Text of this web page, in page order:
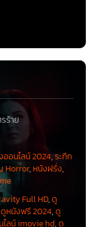
ร้าย
อนไลน์ 2024,ระทึก
Horror, หนังฝรั่ง,
Full HD,ดู
ดูหนังฟรี 2024,ดู
ลน์ imovie hd,ดู